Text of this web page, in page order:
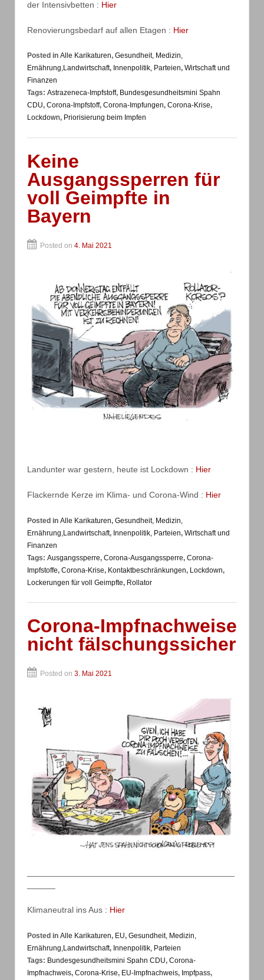
der Intensivbetten : Hier
Renovierungsbedarf auf allen Etagen : Hier
Posted in Alle Karikaturen, Gesundheit, Medizin,
Ernährung,Landwirtschaft, Innenpolitik, Parteien, Wirtschaft und
Finanzen
Tags: Astrazeneca-Impfstoff, Bundesgesundheitsmini Spahn
CDU, Corona-Impfstoff, Corona-Impfungen, Corona-Krise,
Lockdown, Priorisierung beim Impfen
Keine
Ausgangssperren für
voll Geimpfte in
Bayern
Posted on 4. Mai 2021
Landunter war gestern, heute ist Lockdown : Hier
Flackernde Kerze im Klima- und Corona-Wind : Hier
Posted in Alle Karikaturen, Gesundheit, Medizin,
Ernährung,Landwirtschaft, Innenpolitik, Parteien, Wirtschaft und
Finanzen
Tags: Ausgangssperre, Corona-Ausgangssperre, Corona-
Impfstoffe, Corona-Krise, Kontaktbeschränkungen, Lockdown,
Lockerungen für voll Geimpfte, Rollator
Corona-Impfnachweise
nicht fälschungssicher
Posted on 3. Mai 2021
Klimaneutral ins Aus : Hier
Posted in Alle Karikaturen, EU, Gesundheit, Medizin,
Ernährung,Landwirtschaft, Innenpolitik, Parteien
Tags: Bundesgesundheitsmini Spahn CDU, Corona-
Impfnachweis, Corona-Krise, EU-Impfnachweis, Impfpass,